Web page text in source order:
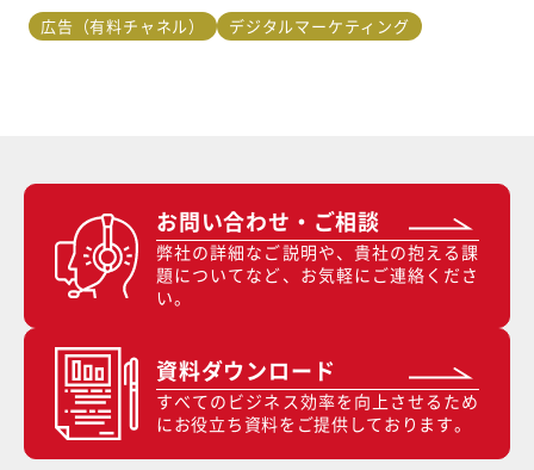
広告（有料チャネル） デジタルマーケティング
お問い合わせ・ご相談
弊社の詳細なご説明や、貴社の抱える課
題についてなど、お気軽にご連絡くださ
い。
資料ダウンロード
すべてのビジネス効率を向上させるため
にお役立ち資料をご提供しております。